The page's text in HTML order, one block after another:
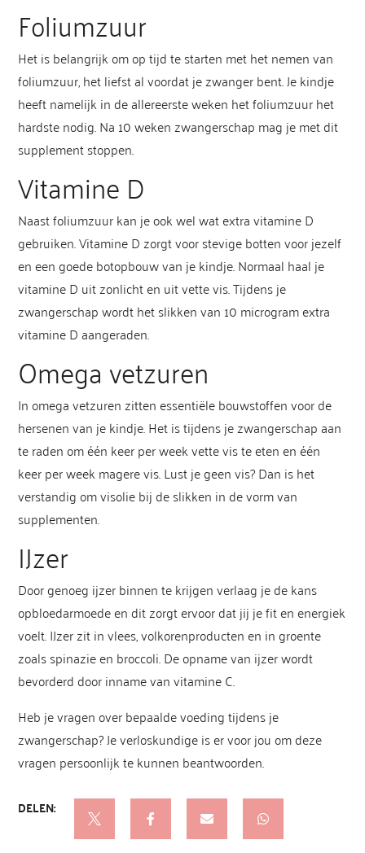
Foliumzuur
Het is belangrijk om op tijd te starten met het nemen van
foliumzuur, het liefst al voordat je zwanger bent. Je kindje
heeft namelijk in de allereerste weken het foliumzuur het
hardste nodig. Na 10 weken zwangerschap mag je met dit
supplement stoppen.
Vitamine D
Naast foliumzuur kan je ook wel wat extra vitamine D
gebruiken. Vitamine D zorgt voor stevige botten voor jezelf
en een goede botopbouw van je kindje. Normaal haal je
vitamine D uit zonlicht en uit vette vis. Tijdens je
zwangerschap wordt het slikken van 10 microgram extra
vitamine D aangeraden.
Omega vetzuren
In omega vetzuren zitten essentiële bouwstoffen voor de
hersenen van je kindje. Het is tijdens je zwangerschap aan
te raden om één keer per week vette vis te eten en één
keer per week magere vis. Lust je geen vis? Dan is het
verstandig om visolie bij de slikken in de vorm van
supplementen.
IJzer
Door genoeg ijzer binnen te krijgen verlaag je de kans
opbloedarmoede en dit zorgt ervoor dat jij je fit en energiek
voelt. IJzer zit in vlees, volkorenproducten en in groente
zoals spinazie en broccoli. De opname van ijzer wordt
bevorderd door inname van vitamine C.
Heb je vragen over bepaalde voeding tijdens je
zwangerschap? Je verloskundige is er voor jou om deze
vragen persoonlijk te kunnen beantwoorden.
